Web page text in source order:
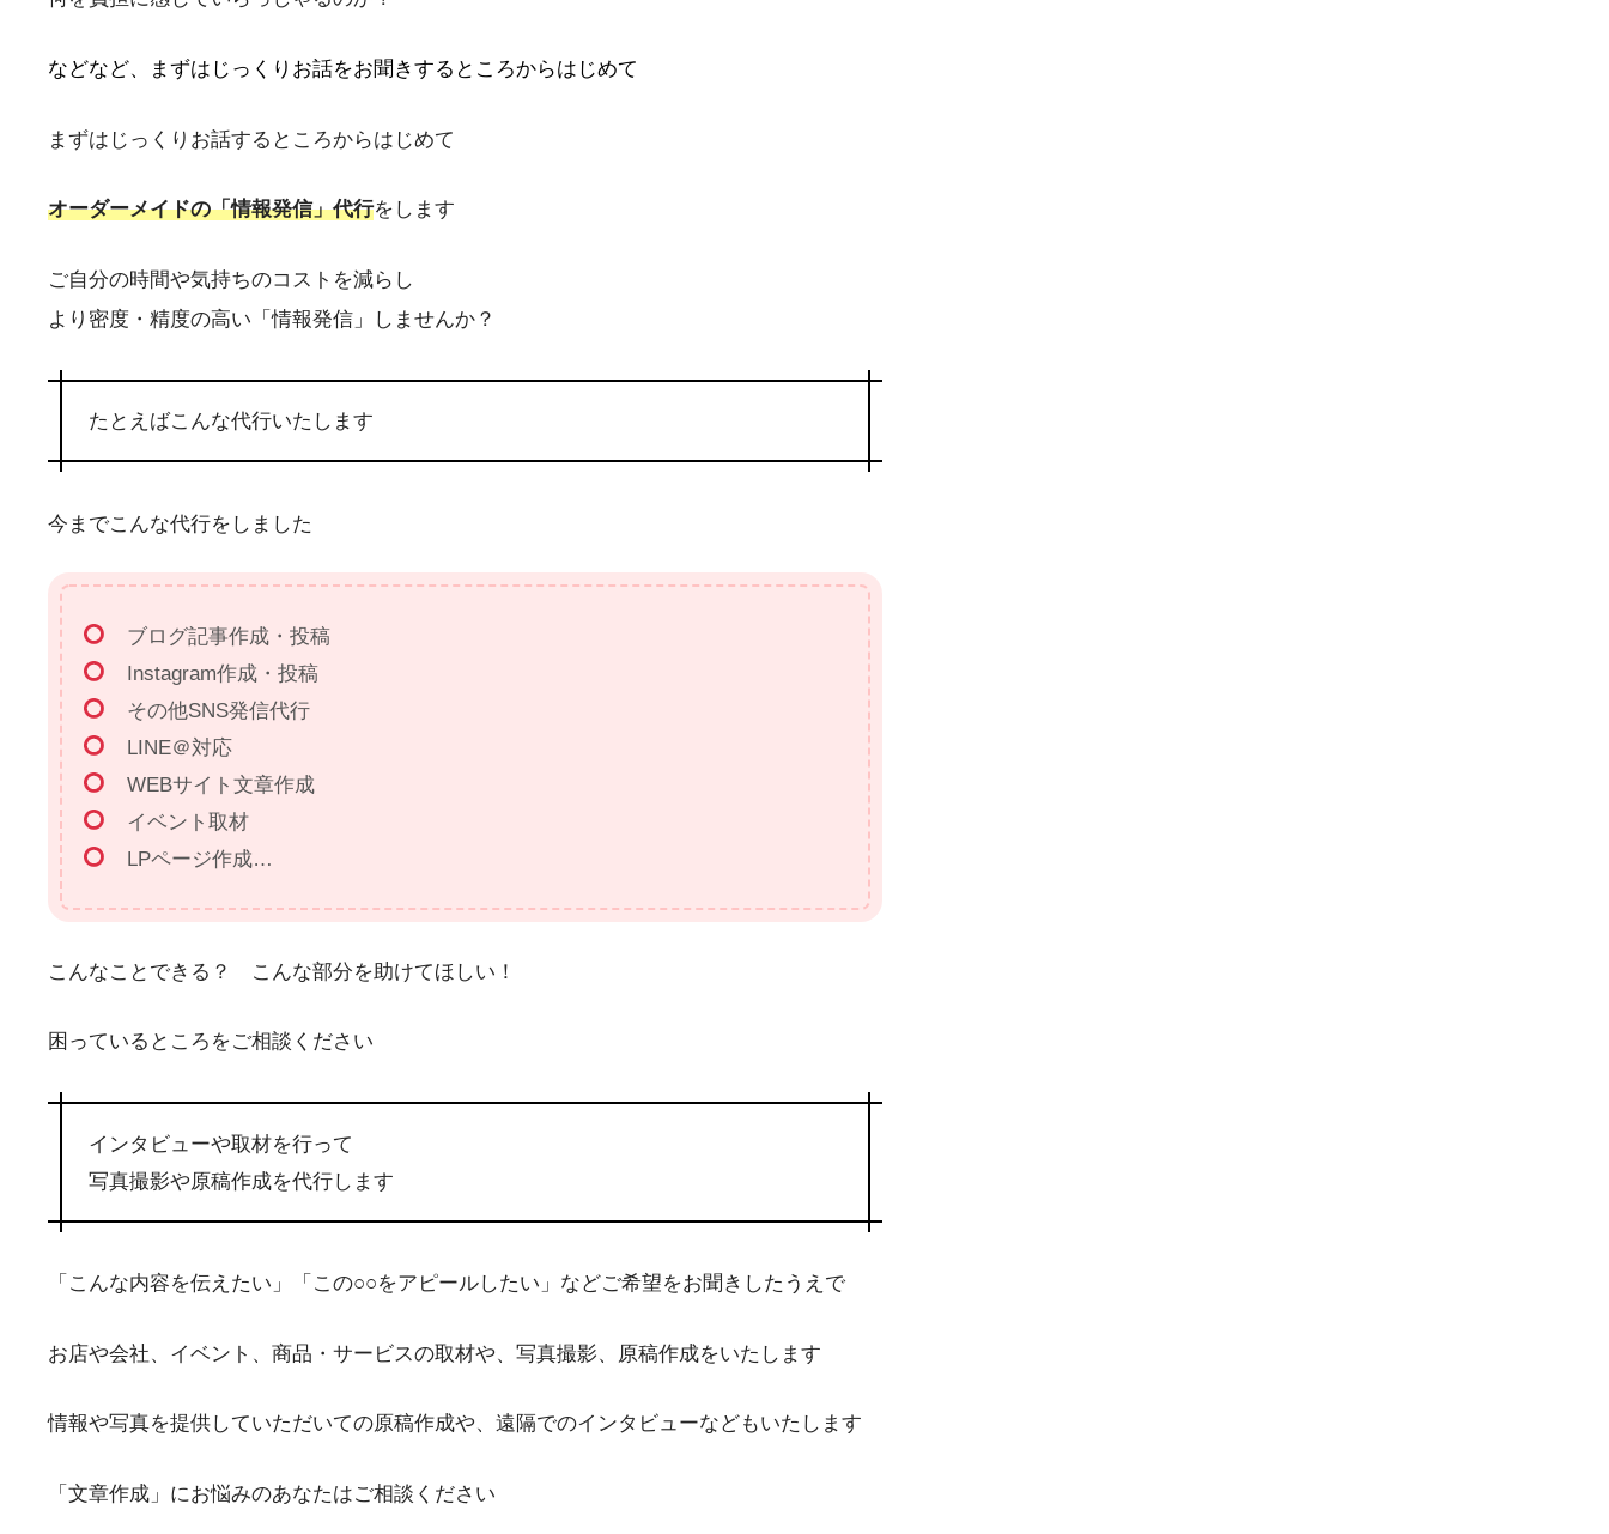
などなど、まずはじっくりお話をお聞きするところからはじめて
まずはじっくりお話するところからはじめて
オーダーメイドの「情報発信」代行をします
ご自分の時間や気持ちのコストを減らし
より密度・精度の高い「情報発信」しませんか？
たとえばこんな代行いたします
今までこんな代行をしました
ブログ記事作成・投稿
Instagram作成・投稿
その他SNS発信代行
LINE＠対応
WEBサイト文章作成
イベント取材
LPページ作成…
こんなことできる？ こんな部分を助けてほしい！
困っているところをご相談ください
インタビューや取材を行って
写真撮影や原稿作成を代行します
「こんな内容を伝えたい」「この○○をアピールしたい」などご希望をお聞きしたうえで
お店や会社、イベント、商品・サービスの取材や、写真撮影、原稿作成をいたします
情報や写真を提供していただいての原稿作成や、遠隔でのインタビューなどもいたします
「文章作成」にお悩みのあなたはご相談ください